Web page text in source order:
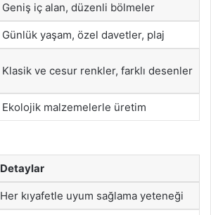
Geniş iç alan, düzenli bölmeler
Günlük yaşam, özel davetler, plaj
Klasik ve cesur renkler, farklı desenler
Ekolojik malzemelerle üretim
Detaylar
Her kıyafetle uyum sağlama yeteneği